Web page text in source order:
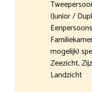
(Junior /
mogelijk)
Zeezicht,
Landzicht